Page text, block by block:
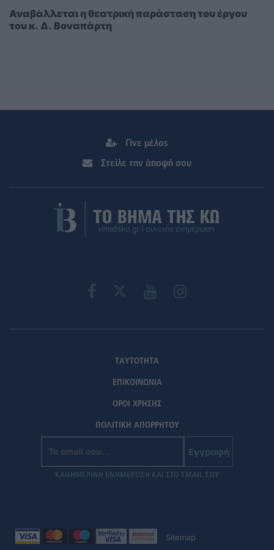
Αναβάλλεται η θεατρική παράσταση του έργου
του κ. Δ. Βοναπάρτη
Γίνε μέλος
Στείλε την άποψή σου
ΤΑΥΤΟΤΗΤΑ
ΕΠΙΚΟΙΝΩΝΙΑ
ΟΡΟΙ ΧΡΗΣΗΣ
ΠΟΛΙΤΙΚΗ ΑΠΟΡΡΗΤΟΥ
Εγγραφή
ΚΑΘΗΜΕΡΙΝΗ ΕΝΗΜΕΡΩΣΗ ΚΑΙ ΣΤΟ EMAIL ΣΟΥ
Sitemap